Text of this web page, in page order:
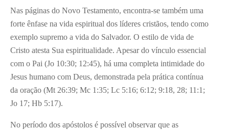
Nas páginas do Novo Testamento, encontra-se também uma
forte ênfase na vida espiritual dos líderes cristãos, tendo como
exemplo supremo a vida do Salvador. O estilo de vida de
Cristo atesta Sua espiritualidade. Apesar do vínculo essencial
com o Pai (Jo 10:30; 12:45), há uma completa intimidade do
Jesus humano com Deus, demonstrada pela prática contínua
da oração (Mt 26:39; Mc 1:35; Lc 5:16; 6:12; 9:18, 28; 11:1;
Jo 17; Hb 5:17).
No período dos apóstolos é possível observar que as